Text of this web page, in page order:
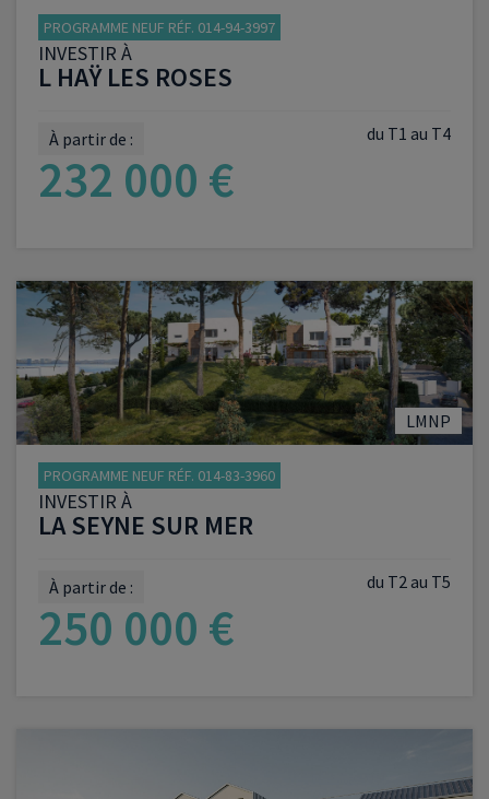
PROGRAMME NEUF RÉF. 014-94-3997
INVESTIR À
L HAŸ LES ROSES
du T1 au T4
À partir de :
232 000 €
VOIR LE PROGRAMME
LMNP
PROGRAMME NEUF RÉF. 014-83-3960
INVESTIR À
LA SEYNE SUR MER
du T2 au T5
À partir de :
250 000 €
VOIR LE PROGRAMME